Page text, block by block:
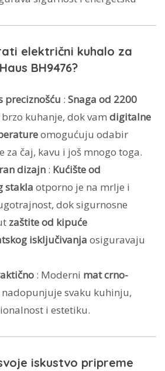
električni kuhalo za
BH9476?
preciznošću : Snaga od 2200
kuhanje, dok vam digitalne
omogućuju odabir
za čaj, kavu i još mnogo toga.
dizajn : Kućište od
stakla otporno je na mrlje i
dok sigurnosne
zaštite od kipuće
isključivanja osiguravaju
: Moderni mat crno-
svaku kuhinju,
i estetiku.
iskustvo pripreme